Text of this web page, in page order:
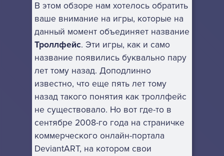
В этом обзоре нам хотелось обратить
ваше внимание на игры, которые на
данный момент объединяет название
Троллфейс. Эти игры, как и само
название появились буквально пару
лет тому назад. Доподлинно
известно, что еще пять лет тому
назад такого понятия как троллфейс
не существовало. Но вот где-то в
сентябре 2008-го года на страничке
коммерческого онлайн-портала
DeviantART, на котором свои